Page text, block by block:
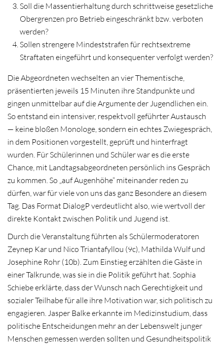
Soll die Massentierhaltung durch schrittweise gesetzliche
Obergrenzen pro Betrieb eingeschränkt bzw. verboten
werden?
Sollen strengere Mindeststrafen für rechtsextreme
Straftaten eingeführt und konsequenter verfolgt werden?
Die Abgeordneten wechselten an vier Thementische,
präsentierten jeweils 15 Minuten ihre Standpunkte und
gingen unmittelbar auf die Argumente der Jugendlichen ein.
So entstand ein intensiver, respektvoll geführter Austausch
— keine bloßen Monologe, sondern ein echtes Zwiegespräch,
in dem Positionen vorgestellt, geprüft und hinterfragt
wurden. Für Schülerinnen und Schüler war es die erste
Chance, mit Landtagsabgeordneten persönlich ins Gespräch
zu kommen. So „auf Augenhöhe“ miteinander reden zu
dürfen, war für viele von uns das ganz Besondere an diesem
Tag. Das Format DialogP verdeutlicht also, wie wertvoll der
direkte Kontakt zwischen Politik und Jugend ist.
Durch die Veranstaltung führten als Schülermoderatoren
Zeynep Kar und Nico Triantafyllou (9c), Mathilda Wulf und
Josephine Rohr (10b). Zum Einstieg erzählten die Gäste in
einer Talkrunde, was sie in die Politik geführt hat. Sophia
Schiebe erklärte, dass der Wunsch nach Gerechtigkeit und
sozialer Teilhabe für alle ihre Motivation war, sich politisch zu
engagieren. Jasper Balke erkannte im Medizinstudium, dass
politische Entscheidungen mehr an der Lebenswelt junger
Menschen gemessen werden sollten und Gesundheitspolitik